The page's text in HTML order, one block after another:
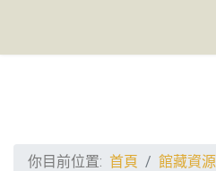
你目前位置: 首頁 館藏資源